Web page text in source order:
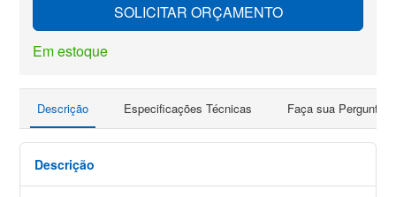
SOLICITAR ORÇAMENTO
Em estoque
Descrição Especificações Técnicas Faça sua Pergunta
Descrição